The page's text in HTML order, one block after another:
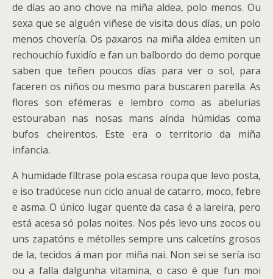
de días ao ano chove na miña aldea, polo menos. Ou
sexa que se alguén viñese de visita dous días, un polo
menos chovería. Os paxaros na miña aldea emiten un
rechouchío fuxidío e fan un balbordo do demo porque
saben que teñen poucos días para ver o sol, para
faceren os niños ou mesmo para buscaren parella. As
flores son efémeras e lembro como as abelurias
estouraban nas nosas mans aínda húmidas coma
bufos cheirentos. Este era o territorio da miña
infancia.
A humidade fíltrase pola escasa roupa que levo posta,
e iso tradúcese nun ciclo anual de catarro, moco, febre
e asma. O único lugar quente da casa é a lareira, pero
está acesa só polas noites. Nos pés levo uns zocos ou
uns zapatóns e métolles sempre uns calcetíns grosos
de la, tecidos á man por miña nai. Non sei se sería iso
ou a falla dalgunha vitamina, o caso é que fun moi